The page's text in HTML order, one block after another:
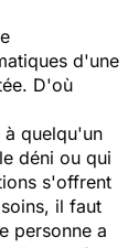
d'une
D'où
à quelqu'un
déni ou qui
s'offrent
il faut
personne a